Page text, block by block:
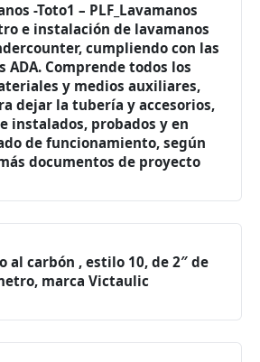
-Toto1 – PLF_Lavamanos
e instalación de lavamanos
cumpliendo con las
ADA. Comprende todos los
y medios auxiliares,
dejar la tubería y accesorios,
instalados, probados y en
de funcionamiento, según
documentos de proyecto
al carbón , estilo 10, de 2″ de
marca Victaulic